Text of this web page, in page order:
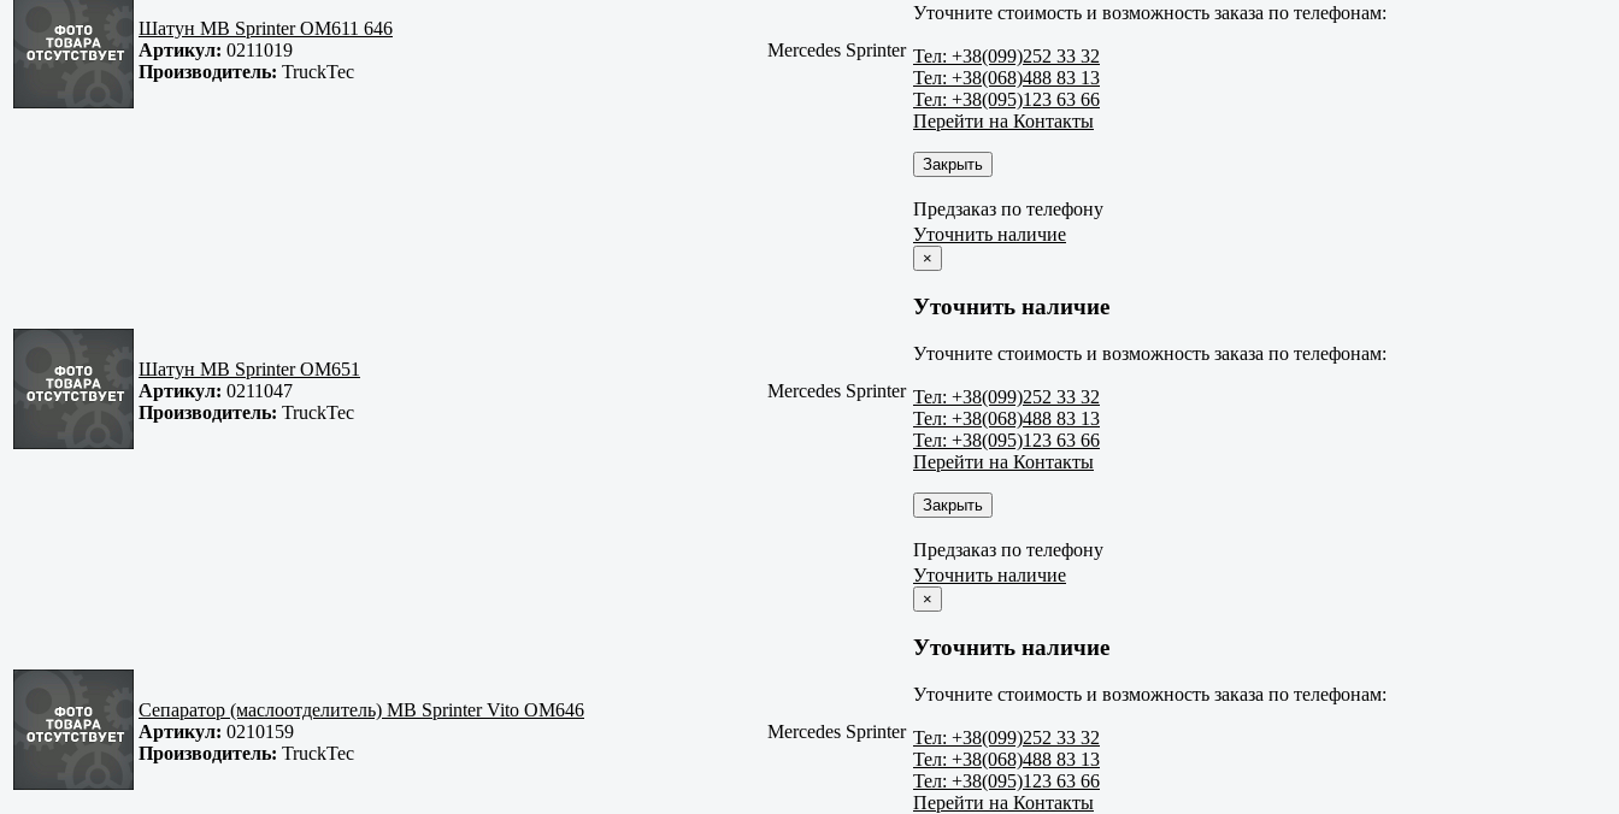
Шатун MB Sprinter OM611 646
Артикул: 0211019
Производитель: TruckTec
Mercedes Sprinter
Уточните стоимость и возможность заказа по телефонам:
Тел: +38(099)252 33 32
Тел: +38(068)488 83 13
Тел: +38(095)123 63 66
Перейти на Контакты
Закрыть
Предзаказ по телефону
Шатун MB Sprinter OM651
Артикул: 0211047
Производитель: TruckTec
Mercedes Sprinter
Уточнить наличие
×
Уточнить наличие
Уточните стоимость и возможность заказа по телефонам:
Тел: +38(099)252 33 32
Тел: +38(068)488 83 13
Тел: +38(095)123 63 66
Перейти на Контакты
Закрыть
Предзаказ по телефону
Сепаратор (маслоотделитель) MB Sprinter Vito OM646
Артикул: 0210159
Производитель: TruckTec
Mercedes Sprinter
Уточнить наличие
×
Уточнить наличие
Уточните стоимость и возможность заказа по телефонам:
Тел: +38(099)252 33 32
Тел: +38(068)488 83 13
Тел: +38(095)123 63 66
Перейти на Контакты